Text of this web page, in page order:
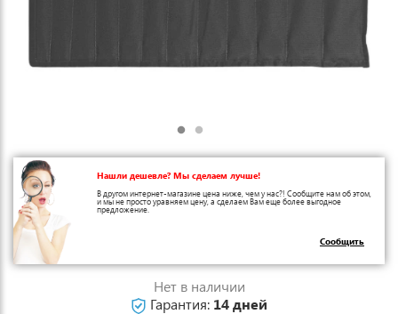
Нашли дешевле? Мы сделаем лучше!
В другом интернет-магазине цена ниже, чем у нас?! Сообщите нам об этом,
и мы не просто уравняем цену, а сделаем Вам еще более выгодное
предложение.
Сообщить
Нет в наличии
Гарантия: 14 дней